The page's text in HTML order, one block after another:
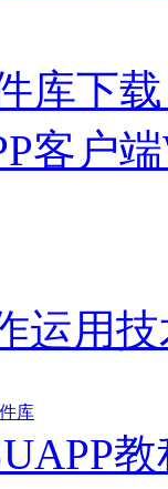
库下
客户
运用
库